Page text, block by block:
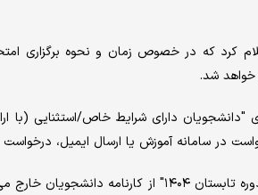
خواهد شد.
"دانشجویان دارای شرایط خاص/استثنایی
در سامانه آموزش یا ارسال ایمیل،
درس‌های ثبت‌نامی برای "دوره تابستان